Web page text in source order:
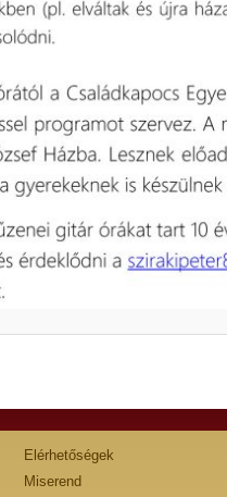
Elérhetőségek
Miserend